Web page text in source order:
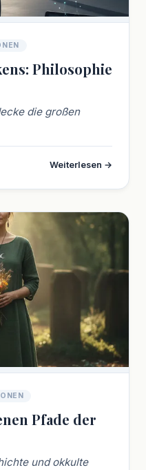
Philosophie
die großen
Weiterlesen →
Pfade der
und okkulte